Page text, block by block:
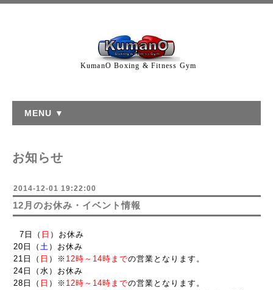
KumanO Boxing & Fitness Gym
MENU ▼
お知らせ
2014-12-01 19:22:00
12月のお休み・イベント情報
7日（ 日 ）お休み
20日（ 土 ）お休み
21日（ 日 ）※ 12時～14時までの営業となります。
24日（水）お休み
28日（ 日 ）※ 12時～14時までの営業となります。